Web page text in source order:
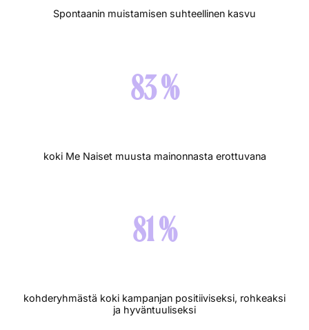
Spontaanin muistamisen suhteellinen kasvu
83 %
koki Me Naiset muusta mainonnasta erottuvana
81 %
kohderyhmästä koki kampanjan positiiviseksi, rohkeaksi
ja hyväntuuliseksi